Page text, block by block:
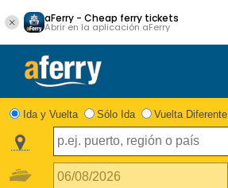
aFerry - Cheap ferry tickets
Abrir en la aplicación aFerry
Ida y Vuelta Sólo Ida Vuelta Diferente